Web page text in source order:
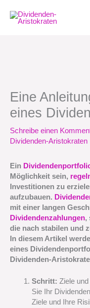
Inhalt
springen
Eine
eines
Schreibe einen
Dividenden-Aristokraten
Ein
Möglichkeit sein,
Investitionen zu
aufzubauen.
mit einer langen
Dividendenzahlungen,
die nach stabilen und
In diesem Artikel
eines
Dividenden-
Schritt: Ziele
Sie Ihr
Ziele und Ihre